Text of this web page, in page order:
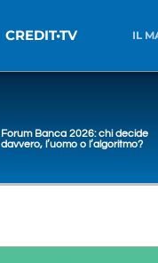
CREDIT•TV IL
Forum Banca 2026: chi decide
davvero, l’uomo o l’algoritmo?